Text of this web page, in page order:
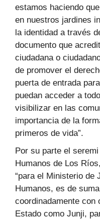
estamos haciendo
en nuestros jardines
la identidad a través
documento que
ciudadana o
de promover el
puerta de entrada
puedan acceder a
visibilizar en las
importancia de la
primeros de vida”.
Por su parte el
Humanos de Los
“para el Ministerio de
Humanos, es de
coordinadamente con
Estado como Junji,